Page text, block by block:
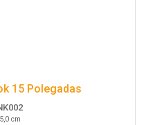
15 Polegadas
cm